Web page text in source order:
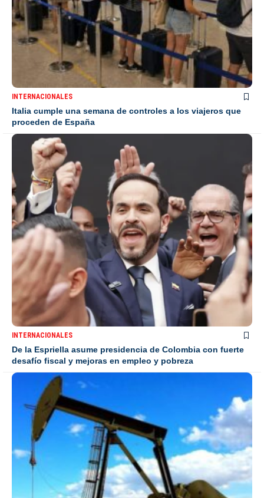
INTERNACIONALES
Italia cumple una semana de controles a los viajeros que
proceden de España
INTERNACIONALES
De la Espriella asume presidencia de Colombia con fuerte
desafío fiscal y mejoras en empleo y pobreza